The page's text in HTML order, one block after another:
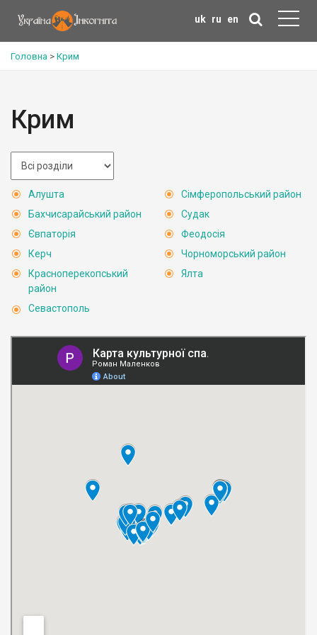
uk ru en
Головна > Крим
Крим
Алушта
Бахчисарайський район
Євпаторія
Керч
Красноперекопський
район
Севастополь
Сімферопольський район
Судак
Феодосія
Чорноморський район
Ялта